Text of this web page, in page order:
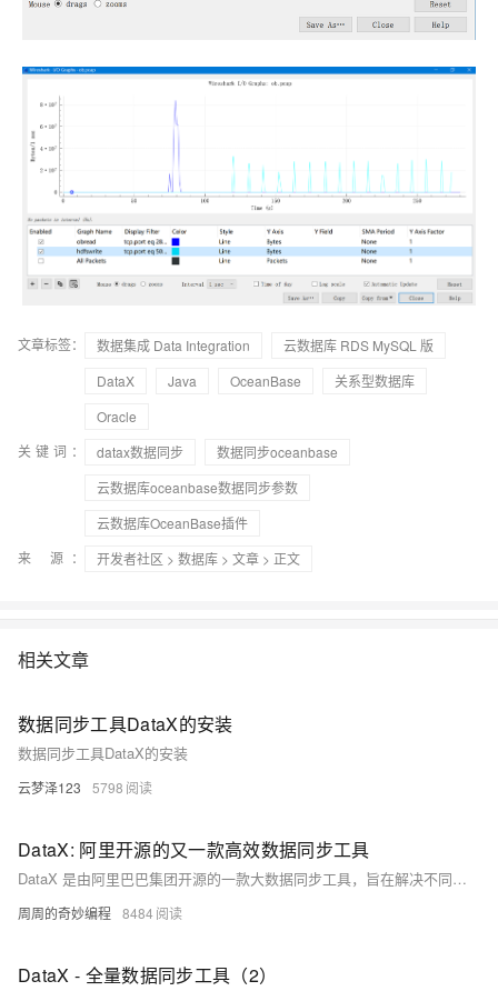
文章标签： 数据集成 Data Integration
云数据库 RDS MySQL 版
DataX
Java OceanBase
关系型数据库
Oracle
关键词：
datax数据同步
数据同步oceanbase
云数据库oceanbase数据同步参数
云数据库OceanBase插件
来 源：
开发者社区 > 数据库 > 文章 > 正文
相关文章
数据同步工具DataX的安装
数据同步工具DataX的安装
云梦泽123 5798
DataX: 阿里开源的又一款高效数据同步工具
DataX 是由阿里巴巴集团开源的一款大数据同步工具，旨在解决不同数据存储之间的数据迁移、同步和实时交换的问题。它支持多种数据源和数据存储系统，包括关系型数据库、NoSQL 数据库、Hadoop 等。 DataX 提供了丰富的数据读写插件，可以轻松地将数据从一个数据源抽取出来，并将其加载到另一个数据存储中。它还提供了灵活的配置选项和高度可扩展的架构，以适应各种复杂的数据同步需求。
周周的奇妙编程 8484
DataX - 全量数据同步工具（2）